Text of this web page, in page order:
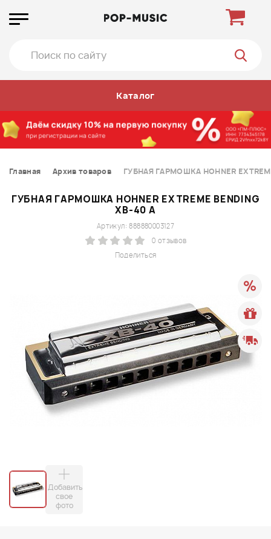
Каталог
Главная Архив товаров ГУБНАЯ ГАРМОШКА HOHNER
ГУБНАЯ ГАРМОШКА HOHNER EXTREME BENDING
XB-40 A
Поделиться
Артикул: 888880003127
0 отзывов
Добавить
свое
фото